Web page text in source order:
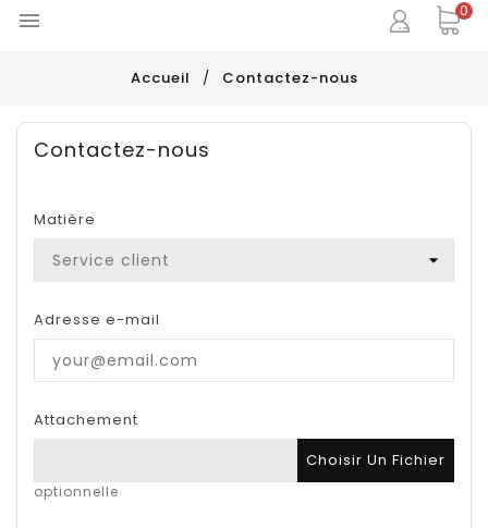
 0
Accueil Contactez-nous
Contactez-nous
Matière
Adresse e-mail
Attachement
Choisir Un Fichier
optionnelle